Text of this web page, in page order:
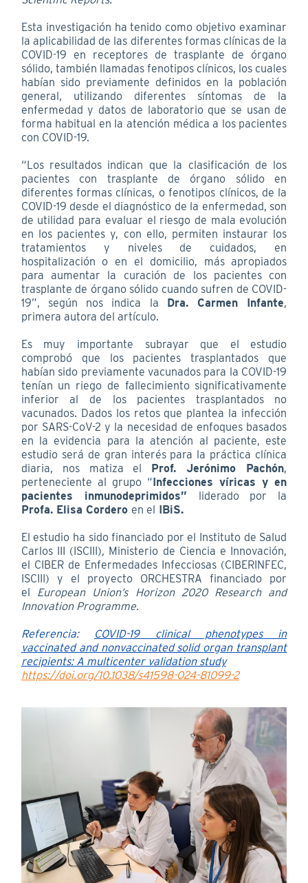
Esta investigación ha tenido como objetivo examinar
la aplicabilidad de las diferentes formas clínicas de la
COVID-19 en receptores de trasplante de órgano
sólido, también llamadas fenotipos clínicos, los cuales
habían sido previamente definidos en la población
general, utilizando diferentes síntomas de la
enfermedad y datos de laboratorio que se usan de
forma habitual en la atención médica a los pacientes
con COVID-19.
“Los resultados indican que la clasificación de los
pacientes con trasplante de órgano sólido en
diferentes formas clínicas, o fenotipos clínicos, de la
COVID-19 desde el diagnóstico de la enfermedad, son
de utilidad para evaluar el riesgo de mala evolución
en los pacientes y, con ello, permiten instaurar los
tratamientos y niveles de cuidados, en
hospitalización o en el domicilio, más apropiados
para aumentar la curación de los pacientes con
trasplante de órgano sólido cuando sufren de COVID-
19”, según nos indica la Dra. Carmen Infante,
primera autora del artículo.
Es muy importante subrayar que el estudio
comprobó que los pacientes trasplantados que
habían sido previamente vacunados para la COVID-19
tenían un riego de fallecimiento significativamente
inferior al de los pacientes trasplantados no
vacunados. Dados los retos que plantea la infección
por SARS-CoV-2 y la necesidad de enfoques basados
en la evidencia para la atención al paciente, este
estudio será de gran interés para la práctica clínica
diaria, nos matiza el Prof. Jerónimo Pachón,
perteneciente al grupo “Infecciones víricas y en
pacientes inmunodeprimidos” liderado por la
Profa. Elisa Cordero en el IBiS.
El estudio ha sido financiado por el Instituto de Salud
Carlos III (ISCIII), Ministerio de Ciencia e Innovación,
el CIBER de Enfermedades Infecciosas (CIBERINFEC,
ISCIII) y el proyecto ORCHESTRA financiado por
el European Union’s Horizon 2020 Research and
Innovation Programme.
Referencia:
COVID-19 clinical phenotypes in
vaccinated and nonvaccinated solid organ transplant
recipients: A multicenter validation study
https://doi.org/10.1038/s41598-024-81099-2